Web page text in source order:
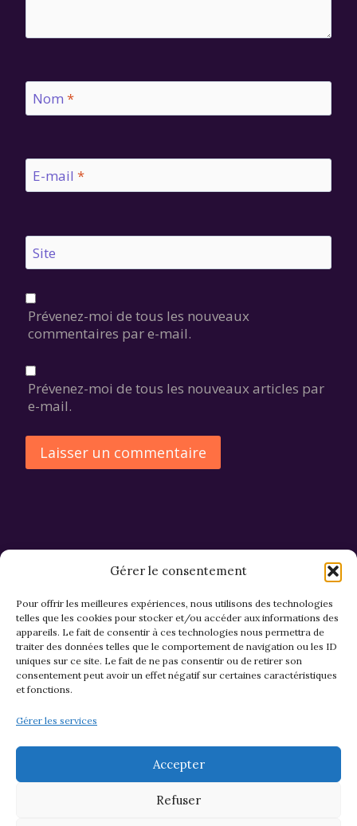
Gérer le consentement
Pour offrir les meilleures expériences, nous utilisons des technologies
telles que les cookies pour stocker et/ou accéder aux informations des
appareils. Le fait de consentir à ces technologies nous permettra de
traiter des données telles que le comportement de navigation ou les ID
uniques sur ce site. Le fait de ne pas consentir ou de retirer son
consentement peut avoir un effet négatif sur certaines caractéristiques
et fonctions.
Gérer les services
Accepter
Refuser
Nom *
E-mail *
Site
Prévenez-moi de tous les nouveaux
commentaires par e-mail.
Prévenez-moi de tous les nouveaux articles par
e-mail.
CGV et Retours
Mentions légales & confidentialité